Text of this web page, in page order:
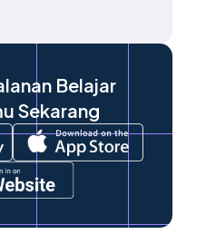
Belajar
Sekarang